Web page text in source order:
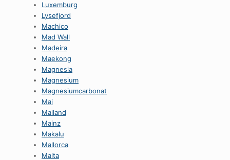
Luxemburg
Lysefjord
Machico
Mad Wall
Madeira
Maekong
Magnesia
Magnesium
Magnesiumcarbonat
Mai
Mailand
Mainz
Makalu
Mallorca
Malta